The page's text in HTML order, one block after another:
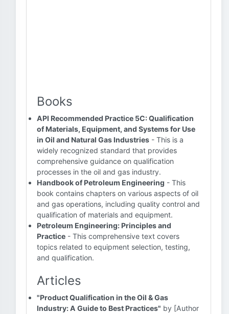
Books
API Recommended Practice 5C: Qualification
of Materials, Equipment, and Systems for Use
in Oil and Natural Gas Industries - This is a
widely recognized standard that provides
comprehensive guidance on qualification
processes in the oil and gas industry.
Handbook of Petroleum Engineering - This
book contains chapters on various aspects of oil
and gas operations, including quality control and
qualification of materials and equipment.
Petroleum Engineering: Principles and
Practice - This comprehensive text covers
topics related to equipment selection, testing,
and qualification.
Articles
"Product Qualification in the Oil & Gas
Industry: A Guide to Best Practices" by [Author